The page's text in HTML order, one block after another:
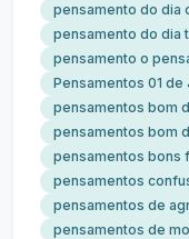
pensamento do dia
pensamento do dia
pensamento o
Pensamentos 01
pensamentos bom
pensamentos bom
pensamentos bons
pensamentos
pensamentos de
pensamentos de